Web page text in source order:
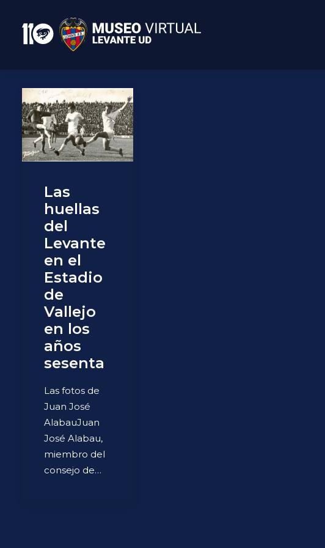
Las
huellas
del
Levante
en el
Estadio
de
Vallejo
en los
años
sesenta
Las fotos de
Juan José
AlabauJuan
José Alabau,
miembro del
consejo de…